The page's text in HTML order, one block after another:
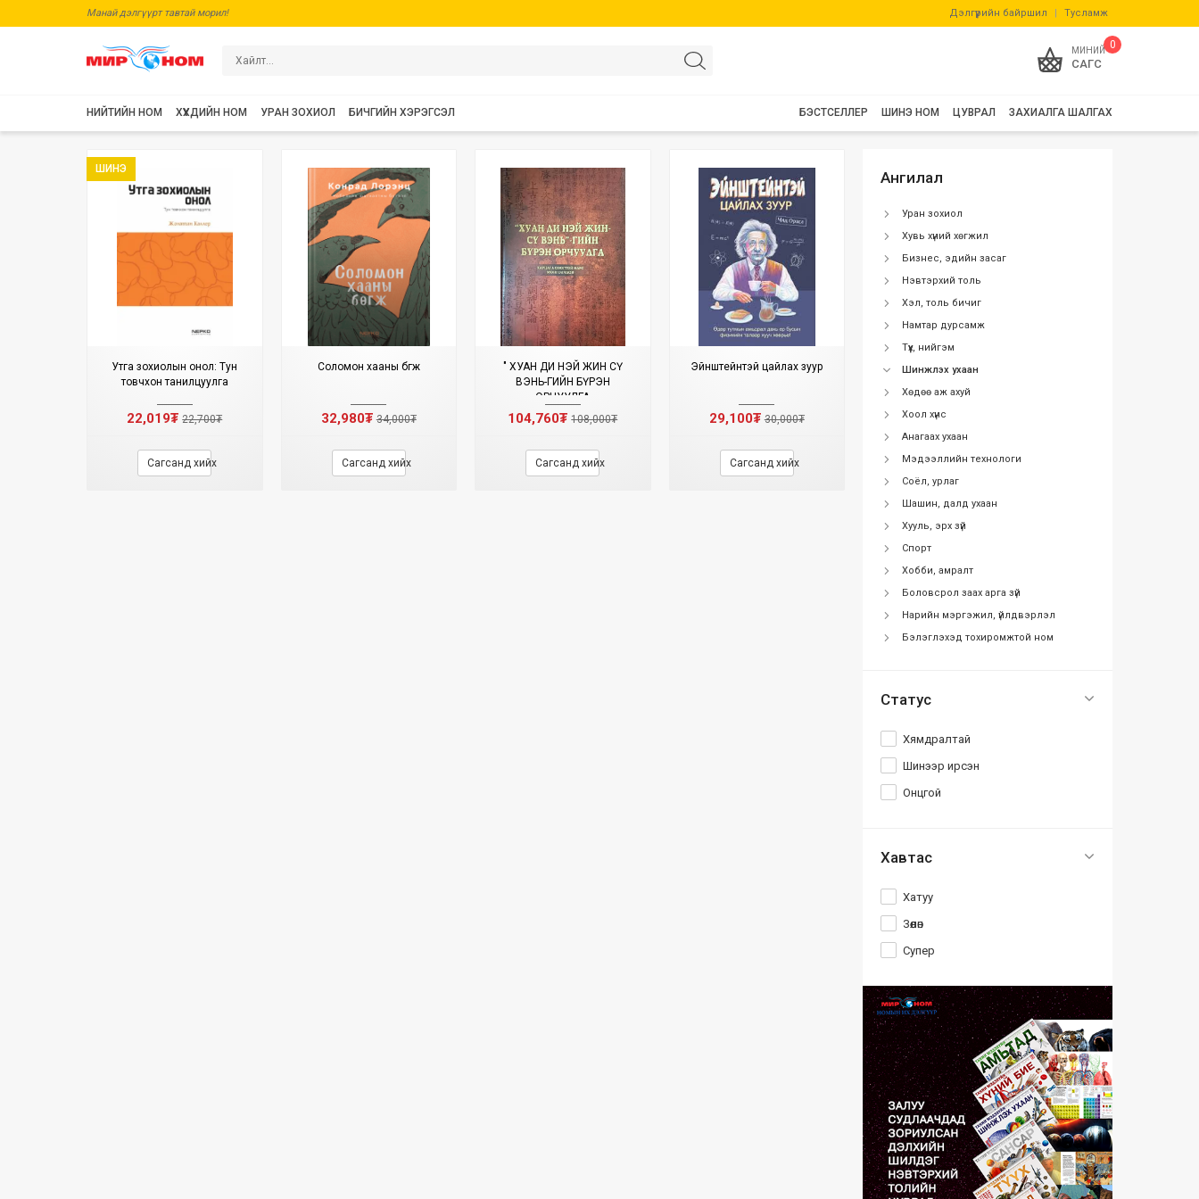
Манай дэлгүүрт тавтай морил! Дэлгүүрийн байршил | Тусламж
0
МИНИЙ
САГС
НИЙТИЙН НОМ ХҮҮХДИЙН НОМ УРАН ЗОХИОЛ БИЧГИЙН ХЭРЭГСЭЛ ЗАХИАЛГА ШАЛГАХ
ЦУВРАЛ
ШИНЭ НОМ
БЭСТСЕЛЛЕР
ШИНЭ
Утга зохиолын онол: Тун
товчхон танилцуулга
22,019₮22,700₮
Сагсанд хийх
Соломон хааны бөгж
32,980₮34,000₮
Сагсанд хийх
" ХУАН ДИ НЭЙ ЖИН СҮ
ВЭНЬ-ГИЙН БҮРЭН
ОРЧУУЛГА
104,760₮108,000₮
Сагсанд хийх
Эйнштейнтэй цайлах зуур
29,100₮30,000₮
Сагсанд хийх
Ангилал
Уран зохиол
Хувь хүний хөгжил
Бизнес, эдийн засаг
Нэвтэрхий толь
Хэл, толь бичиг
Намтар дурсамж
Түүх, нийгэм
Шинжлэх ухаан
Хөдөө аж ахуй
Хоол хүнс
Анагаах ухаан
Мэдээллийн технологи
Соёл, урлаг
Шашин, далд ухаан
Хууль, эрх зүй
Спорт
Хобби, амралт
Боловсрол заах арга зүй
Нарийн мэргэжил, үйлдвэрлэл
Бэлэглэхэд тохиромжтой ном
Статус
Хямдралтай
Шинээр ирсэн
Онцгой
Хавтас
Хатуу
Зөөлөн
Супер